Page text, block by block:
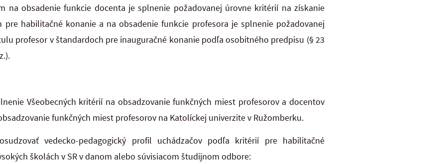
na obsadenie funkcie docenta je splnenie požadovanej úrovne kritérií na získanie
habilitačné konanie a na obsadenie funkcie profesora je splnenie požadovanej
profesor v štandardoch pre inauguračné konanie podľa osobitného predpisu (§ 23
Všeobecných kritérií na obsadzovanie funkčných miest profesorov a docentov
funkčných miest profesorov na Katolíckej univerzite v Ružomberku.
vedecko-pedagogický profil uchádzačov podľa kritérií pre habilitačné
školách v SR v danom alebo súvisiacom študijnom odbore: